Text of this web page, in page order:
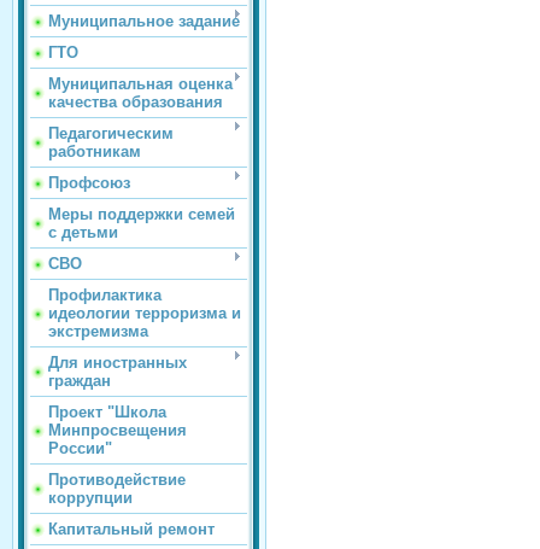
Муниципальное задание
ГТО
Муниципальная оценка
качества образования
Педагогическим
работникам
Профсоюз
Меры поддержки семей
с детьми
СВО
Профилактика
идеологии терроризма и
экстремизма
Для иностранных
граждан
Проект "Школа
Минпросвещения
России"
Противодействие
коррупции
Капитальный ремонт